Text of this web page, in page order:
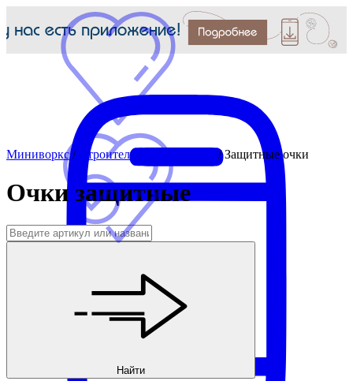
Миниворкс / Строительная фурнитура /Защитные очки
Очки защитные
Найти